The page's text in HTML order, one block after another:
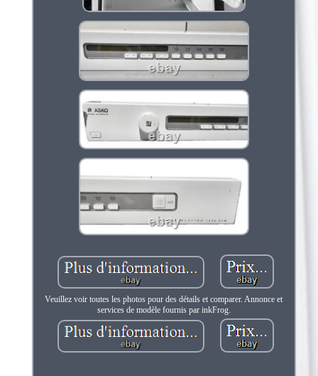
Veuillez voir toutes les photos pour des détails et comparer. Annonce et
services de modèle fournis par inkFrog.